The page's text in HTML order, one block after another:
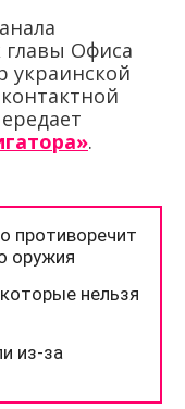
главы Офиса
украинской
.